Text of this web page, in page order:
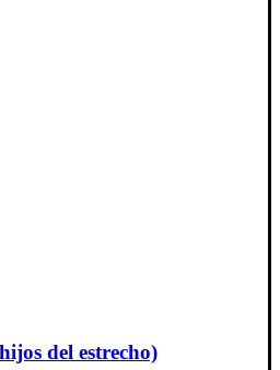
del estrecho)